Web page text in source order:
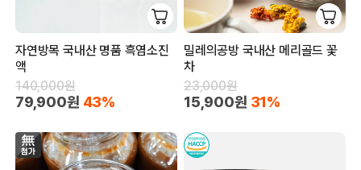
자연방목 국내산 명품 흑염소진
액
140,000원
79,900원 43%
밀레의공방 국내산 메리골드 꽃
차
23,000원
15,900원 31%